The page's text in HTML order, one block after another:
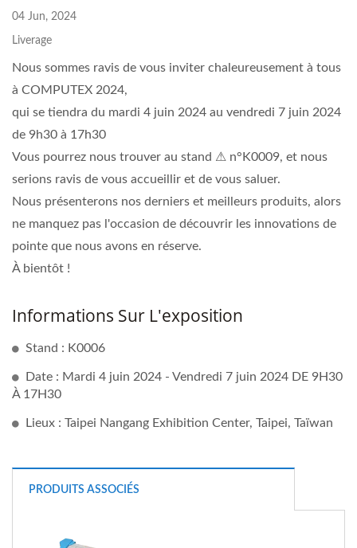
04 Jun, 2024
Liverage
Nous sommes ravis de vous inviter chaleureusement à tous
à COMPUTEX 2024,
qui se tiendra du mardi 4 juin 2024 au vendredi 7 juin 2024
de 9h30 à 17h30
Vous pourrez nous trouver au stand ⚠ n°K0009, et nous
serions ravis de vous accueillir et de vous saluer.
Nous présenterons nos derniers et meilleurs produits, alors
ne manquez pas l'occasion de découvrir les innovations de
pointe que nous avons en réserve.
À bientôt !
Informations Sur L'exposition
Stand : K0006
Date : Mardi 4 juin 2024 - Vendredi 7 juin 2024 DE 9H30
À 17H30
Lieux : Taipei Nangang Exhibition Center, Taipei, Taïwan
PRODUITS ASSOCIÉS